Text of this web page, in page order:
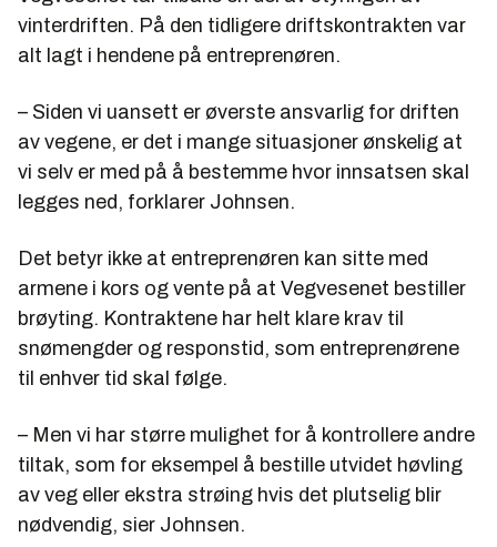
vinterdriften. På den tidligere driftskontrakten var
alt lagt i hendene på entreprenøren.
– Siden vi uansett er øverste ansvarlig for driften
av vegene, er det i mange situasjoner ønskelig at
vi selv er med på å bestemme hvor innsatsen skal
legges ned, forklarer Johnsen.
Det betyr ikke at entreprenøren kan sitte med
armene i kors og vente på at Vegvesenet bestiller
brøyting. Kontraktene har helt klare krav til
snømengder og responstid, som entreprenørene
til enhver tid skal følge.
– Men vi har større mulighet for å kontrollere andre
tiltak, som for eksempel å bestille utvidet høvling
av veg eller ekstra strøing hvis det plutselig blir
nødvendig, sier Johnsen.